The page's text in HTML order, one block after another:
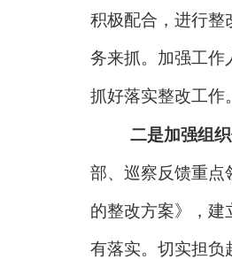
积极配合，进行整
务来抓。加强工作
抓好落实整改工作。
二是加强组
部、巡察反馈重点
的整改方案》，建
有落实。切实担负